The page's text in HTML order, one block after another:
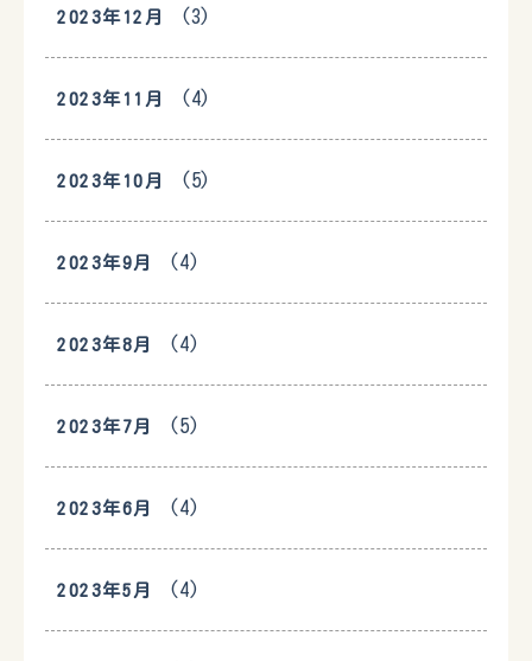
2023年12月 (3)
2023年11月 (4)
2023年10月 (5)
2023年9月 (4)
2023年8月 (4)
2023年7月 (5)
2023年6月 (4)
2023年5月 (4)